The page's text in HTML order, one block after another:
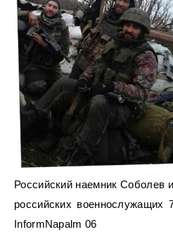
Российский наемник Соболев
российских
InformNapalm 06